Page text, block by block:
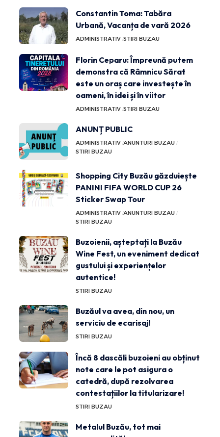
Constantin Toma: Tabăra
Urbană, Vacanța de vară 2026
ADMINISTRATIV STIRI BUZAU
Florin Ceparu: Împreună putem
demonstra că Râmnicu Sărat
este un oraș care investește în
oameni, în idei și în viitor
ADMINISTRATIV STIRI BUZAU
ANUNȚ PUBLIC
ADMINISTRATIV ANUNTURI BUZAU
STIRI BUZAU
Shopping City Buzău găzduiește
PANINI FIFA WORLD CUP 26
Sticker Swap Tour
ADMINISTRATIV ANUNTURI BUZAU
STIRI BUZAU
Buzoienii, așteptați la Buzău
Wine Fest, un eveniment dedicat
gustului și experiențelor
autentice!
STIRI BUZAU
Buzăul va avea, din nou, un
serviciu de ecarisaj!
STIRI BUZAU
Încă 8 dascăli buzoieni au obținut
note care le pot asigura o
catedră, după rezolvarea
contestațiilor la titularizare!
STIRI BUZAU
Metalul Buzău, tot mai